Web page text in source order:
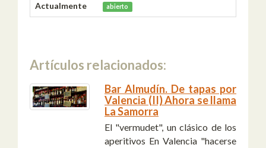
Actualmente abierto
Artículos relacionados:
Bar Almudín. De tapas por
Valencia (II) Ahora se llama
La Samorra
El "vermudet", un clásico de los
aperitivos En Valencia "hacerse